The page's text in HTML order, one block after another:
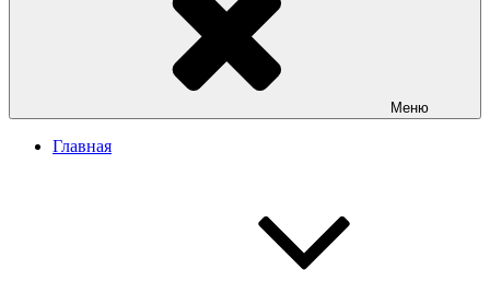
Меню
Главная